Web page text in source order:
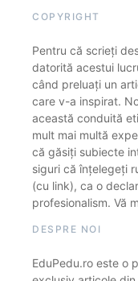
COPYRIGHT
Pentru că scrieți
datorită acestui
când preluați un
care v-a inspirat.
această conduită
mult mai multă
că găsiți subiecte
siguri că înțelegeți
(cu link), ca o
profesionalism. Vă
DESPRE NOI
EduPedu.ro este o